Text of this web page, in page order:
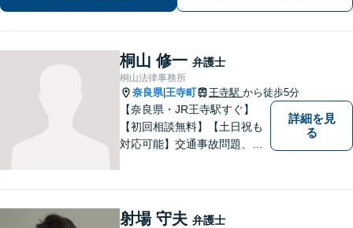
桐山 修一 弁護士
桐山法律事務所
奈良県|王寺町 王寺駅 から徒歩5分
【奈良県・JR王寺駅すぐ】
【初回相談無料】【土日祝も
対応可能】交通事故問題、遺
提供しています。
詳細を見
る
射場 守夫 弁護士